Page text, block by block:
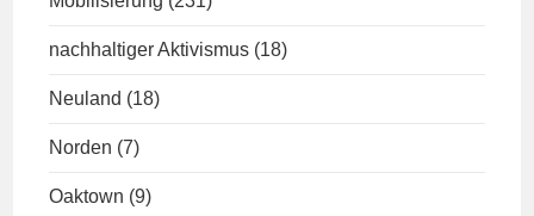
nachhaltiger Aktivismus (18)
Neuland (18)
Norden (7)
Oaktown (9)